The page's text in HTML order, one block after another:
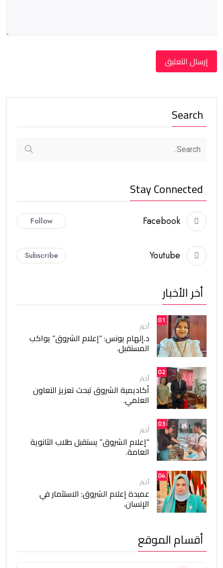
Search
Stay Connected
Facebook
Follow
Youtube
Subscribe
أخر الأخبار
01
أخبار
د.إلهام يونس: “إعلام الشروق” يواكب
المستقبل.
02
أخبار
أكاديمية الشروق تبحث تعزيز التعاون
العلمي.
03
أخبار
“إعلام الشروق” يستقبل طلاب الثانوية
العامة.
04
أخبار
عميدة إعلام الشروق: الاستثمار في
الإنسان.
أقسام الموقع